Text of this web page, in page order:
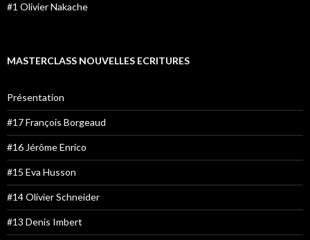
#1 Olivier Nakache
MASTERCLASS NOUVELLES ECRITURES
Présentation
#17 François Borgeaud
#16 Jérôme Enrico
#15 Eva Husson
#14 Olivier Schneider
#13 Denis Imbert